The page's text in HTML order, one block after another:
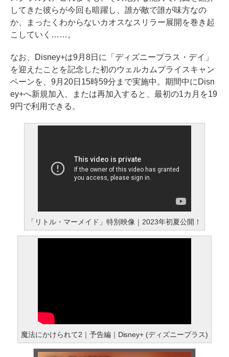
してきた彼らが今回も暗躍し、誰が敵で誰が味方なの
か、まったくわからないカオスなスリラー展開を巻き起
こしていく……。
なお、Disney+は9月8日に「ディズニープラス・デイ」
を迎えたことを記念した初のウェルカムプライスキャン
ペーンを、9月20日15時59分まで実施中。期間中にDisn
ey+へ新規加入、または再加入すると、最初の1カ月を19
9円で利用できる。
「リトル・マーメイド」特別映像｜2023年初夏公開！
魔法にかけられて2｜予告編｜Disney+ (ディズニープラス)